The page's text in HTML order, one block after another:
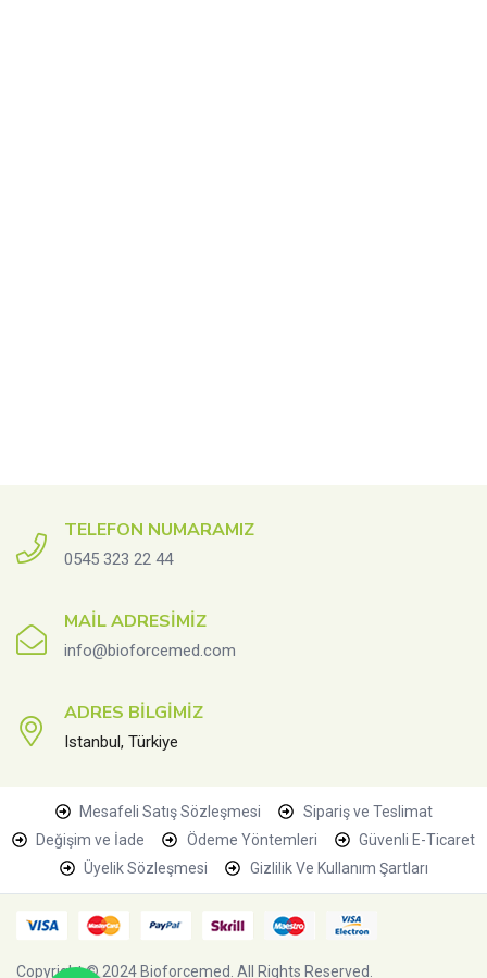
TELEFON NUMARAMIZ
0545 323 22 44
MAIL ADRESIMIZ
info@bioforcemed.com
ADRES BILGIMIZ
Istanbul, Türkiye
Mesafeli Satış Sözleşmesi
Sipariş ve Teslimat
Değişim ve İade
Ödeme Yöntemleri
Güvenli E-Ticaret
Üyelik Sözleşmesi
Gizlilik Ve Kullanım Şartları
Copyright © 2024 Bioforcemed . All Rights Reserved.